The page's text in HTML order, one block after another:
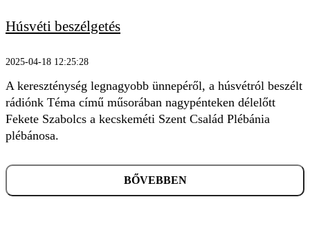
Húsvéti beszélgetés
2025-04-18 12:25:28
A kereszténység legnagyobb ünnepéről, a húsvétról beszélt
rádiónk Téma című műsorában nagypénteken délelőtt
Fekete Szabolcs a kecskeméti Szent Család Plébánia
plébánosa.
BŐVEBBEN